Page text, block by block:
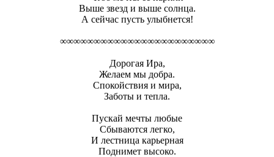
Выше звезд и выше солнца.
А сейчас пусть улыбнется!
∞∞∞∞∞∞∞∞∞∞∞∞∞∞∞∞∞∞∞∞∞∞∞
Дорогая Ира,
Желаем мы добра.
Спокойствия и мира,
Заботы и тепла.
Пускай мечты любые
Сбываются легко,
И лестница карьерная
Поднимет высоко.